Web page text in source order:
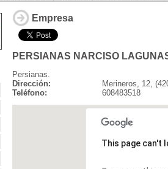
Empresa
PERSIANAS NARCISO
Persianas.
Dirección:
Merineros, 12,
Teléfono:
608483518
This page can't